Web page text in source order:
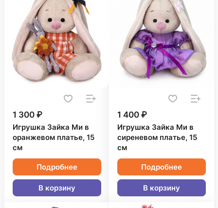
1 300 ₽
Игрушка Зайка Ми в
оранжевом платье, 15
см
Подробнее
В корзину
1 400 ₽
Игрушка Зайка Ми в
сиреневом платье, 15
см
Подробнее
В корзину